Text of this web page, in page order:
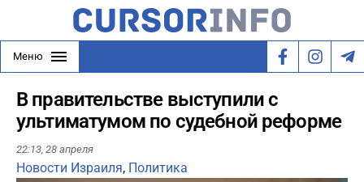
Меню
В правительстве выступили с
ультиматумом по судебной реформе
22:13, 28 апреля
Новости Израиля, Политика